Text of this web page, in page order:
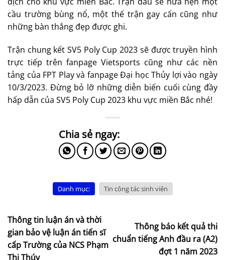
cầu trường bùng nổ, một thế trận gay cấn cũng như
những bàn thắng đẹp được ghi.
Trận chung kết SV5 Poly Cup 2023 sẽ được truyền hình
trực tiếp trên fanpage Vietsports cũng như các nền
tảng của FPT Play và fanpage Đại học Thủy lợi vào ngày
10/3/2023. Đừng bỏ lỡ những diễn biến cuối cùng đầy
hấp dẫn của SV5 Poly Cup 2023 khu vực miền Bắc nhé!
Danh mục: Tin công tác sinh viên
Thông tin luận án và thời
gian bảo vệ luận án tiến sĩ
cấp Trường của NCS Phạm
Thị Thúy
Thông báo kết quả thi
chuẩn tiếng Anh đầu ra (A2)
đợt 1 năm 2023